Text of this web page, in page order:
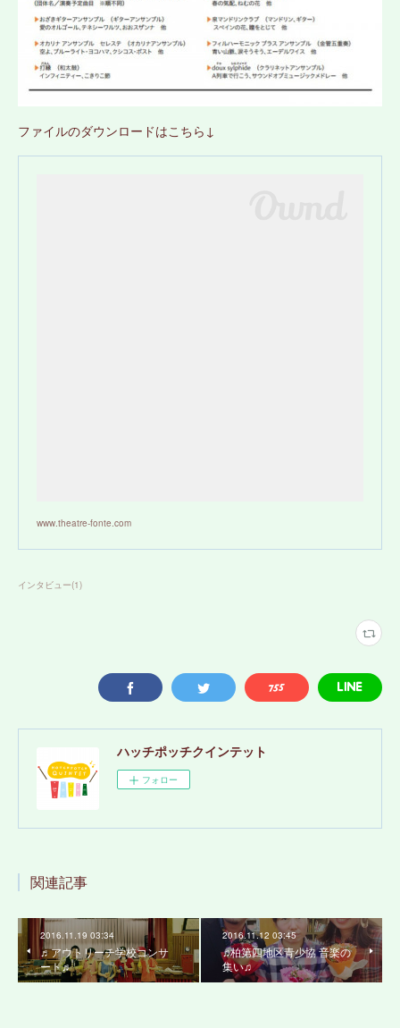
ファイルのダウンロードはこちら↓
www.theatre-fonte.com
インタビュー(1)
ハッチポッチクインテット
フォロー
関連記事
2016.11.19 03:34
♬アウトリーチ学校コンサ
ート♬
2016.11.12 03:45
♫柏第四地区青少協 音楽の
集い♫